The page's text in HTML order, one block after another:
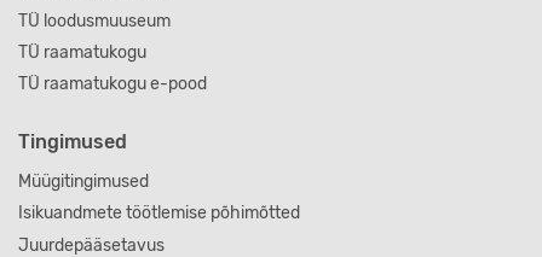
TÜ loodusmuuseum
TÜ raamatukogu
TÜ raamatukogu e-pood
Tingimused
Müügitingimused
Isikuandmete töötlemise põhimõtted
Juurdepääsetavus